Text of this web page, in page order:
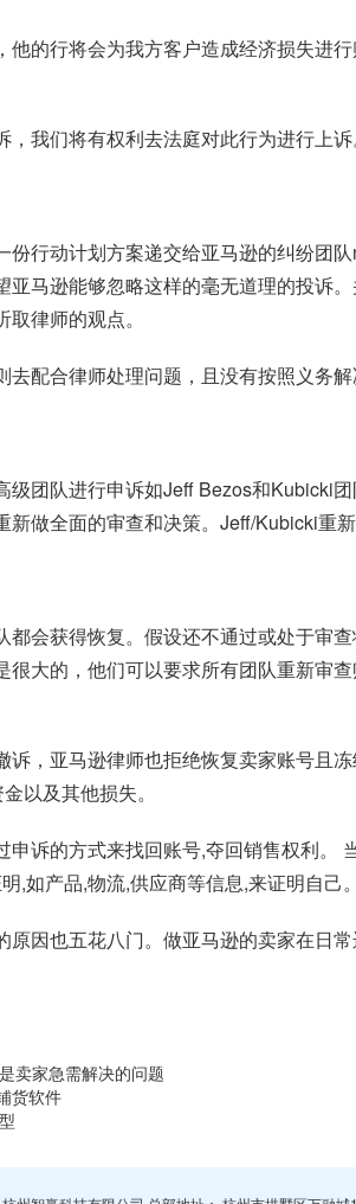
的行将会为我方客户造成经济损失进
，我们将有权利去法庭对此行为进行
行动计划方案递交给亚马逊的纠纷团
马逊能够忽略这样的毫无道理的投诉
律师的观点。
配合律师处理问题，且没有按照义务
团队进行申诉如Jeff Bezos和Kubicki
做全面的审查和决策。Jeff/Kubicki重
会获得恢复。假设还不通过或处于审
大的，他们可以要求所有团队重新审
，亚马逊律师也拒绝恢复卖家账号且
以及其他损失。
诉的方式来找回账号,夺回销售权利。
,如产品,物流,供应商等信息,来证明自己。
因也五花八门。做亚马逊的卖家在日
卖家急需解决的问题
货软件